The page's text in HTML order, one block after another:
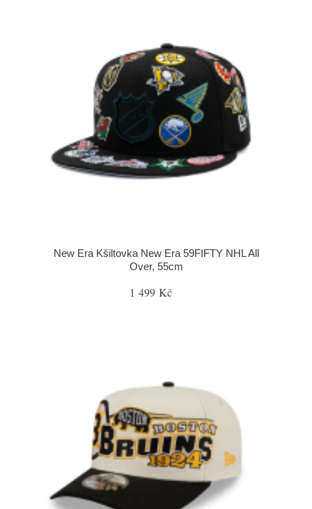
New Era Kšiltovka New Era 59FIFTY NHL All
Over, 55cm
1 499 Kč